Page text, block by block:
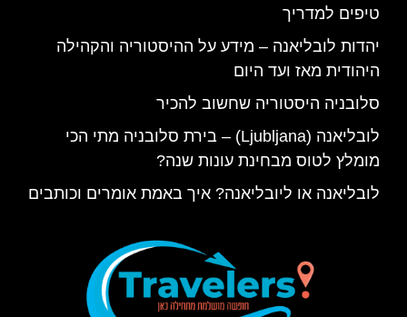
טיפים למדריך
יהדות לובליאנה – מידע על ההיסטוריה והקהילה
היהודית מאז ועד היום
סלובניה היסטוריה שחשוב להכיר
לובליאנה (Ljubljana) – בירת סלובניה מתי הכי
מומלץ לטוס מבחינת עונות שנה?
לובליאנה או ליובליאנה? איך באמת אומרים וכותבים